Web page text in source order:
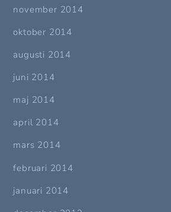
november 2014
oktober 2014
augusti 2014
juni 2014
maj 2014
april 2014
mars 2014
februari 2014
januari 2014